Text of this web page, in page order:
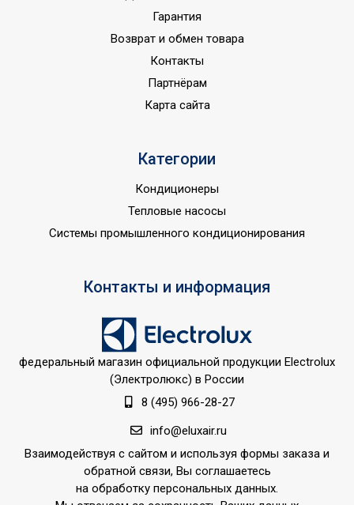
Гарантия
Возврат и обмен товара
Контакты
Партнёрам
Карта сайта
Категории
Кондиционеры
Тепловые насосы
Системы промышленного кондиционирования
Контакты и информация
федеральный магазин официальной продукции Electrolux
(Электролюкс) в России
8 (495) 966-28-27
info@eluxair.ru
Взаимодействуя с сайтом и используя формы заказа и
обратной связи, Вы соглашаетесь
на обработку персональных данных.